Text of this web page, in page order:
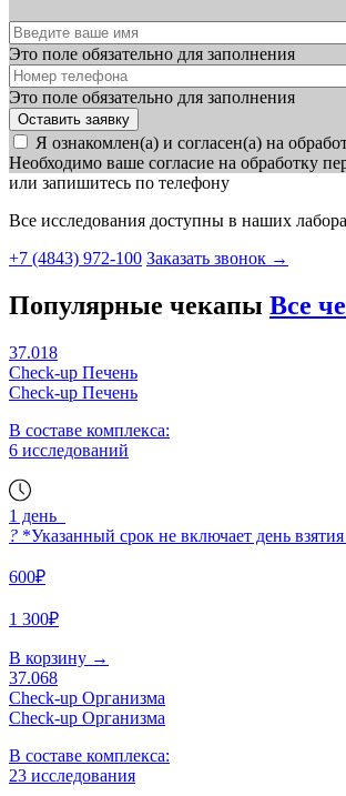
Это поле обязательно для заполнения
Это поле обязательно для заполнения
Я ознакомлен(а) и согласен(а) на
Необходимо ваше согласие на обработку
или запишитесь по телефону
Все исследования доступны в наших
+7 (4843) 972-100 Заказать звонок →
Популярные чекапы Все
37.018
Check-up Печень
Check-up Печень
В составе комплекса:
6 исследований
1 день
? *Указанный срок не включает день
600₽
1 300₽
В корзину →
37.068
Check-up Организма
Check-up Организма
В составе комплекса:
23 исследования